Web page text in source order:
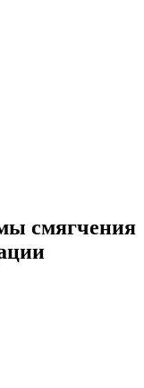
смягчения